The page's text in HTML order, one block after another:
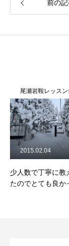
前の
尾瀬岩鞍レッスン
少人数で丁寧に教
たのでとても良か
2015.02.04